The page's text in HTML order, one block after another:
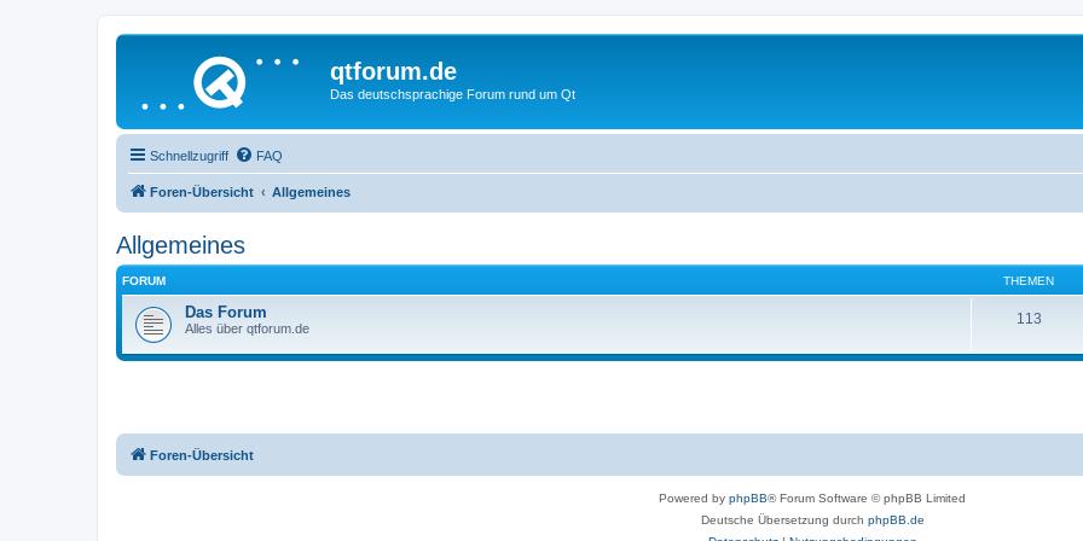
qtforum.de
Das deutschsprachige Forum rund um Qt
Schnellzugriff FAQ
Foren-Übersicht Allgemeines
Allgemeines
FORUM THEMEN
Das Forum
Alles über qtforum.de
113
Foren-Übersicht
Powered by phpBB® Forum Software © phpBB Limited
Deutsche Übersetzung durch phpBB.de